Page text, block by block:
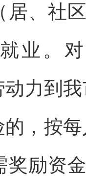
居、社
业。
动力到
，按
奖励资